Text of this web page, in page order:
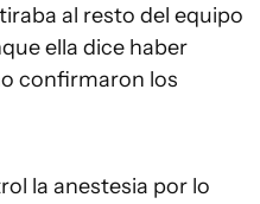
al resto del equipo
ella dice haber
confirmaron los
la anestesia por lo